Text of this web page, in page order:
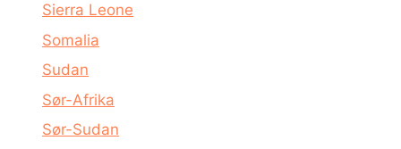
Sierra Leone
Somalia
Sudan
Sør-Afrika
Sør-Sudan